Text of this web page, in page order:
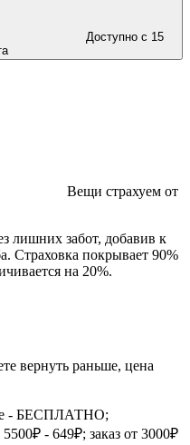
Доступно с 15
Вещи страхуем от
лишних забот, добавив к
Страховка покрывает 90%
на 20%.
вернуть раньше, цена
- БЕСПЛАТНО;
- 649₽; заказ от 3000₽